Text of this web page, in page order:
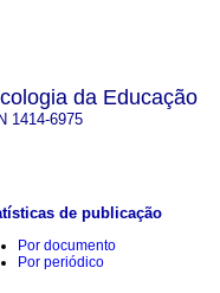
da Educação
1414-6975
de publicação
Por documento
Por periódico